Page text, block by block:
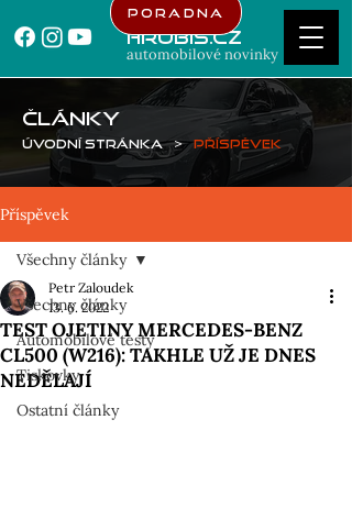
Hrubis.cz
automobilové novinky
Poradna
ČLÁNKY
Úvodní stránka > Příspěvek
Příspěvek
Všechny články
Automobilové testy
Tiskovky
Ostatní články
Všechny články
TEST OJETINY MERCEDES-BENZ
CL500 (W216): TAKHLE UŽ JE DNES
NEDĚLAJÍ
Petr Zaloudek
13. 6. 2022